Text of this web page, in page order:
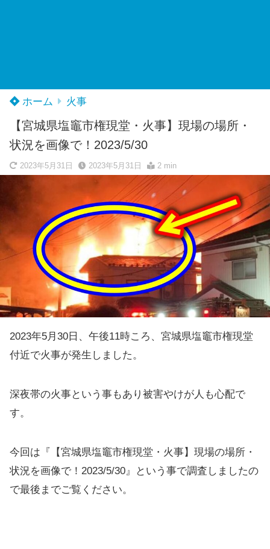
ホーム 火事
【宮城県塩竈市権現堂・火事】現場の場所・
状況を画像で！2023/5/30
2023年5月31日 2023年5月31日 2 min
2023年5月30日、午後11時ころ、宮城県塩竈市権現堂
付近で火事が発生しました。
深夜帯の火事という事もあり被害やけが人も心配で
す。
今回は『【宮城県塩竈市権現堂・火事】現場の場所・
状況を画像で！2023/5/30』という事で調査しましたの
で最後までご覧ください。